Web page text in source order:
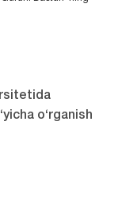
o‘rganish